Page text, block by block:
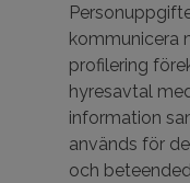
kommunicera
profilering
hyresavtal
information
används för
och